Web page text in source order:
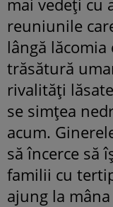
reuniunile
lângă lăcomia
trăsătură
rivalități
se simțea
acum.
să încerce să
familii cu
ajung la